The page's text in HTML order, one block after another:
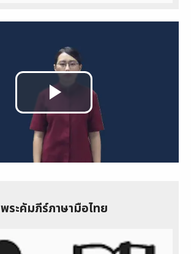
Play
Video
พระคัมภีร์ภาษามือไทย